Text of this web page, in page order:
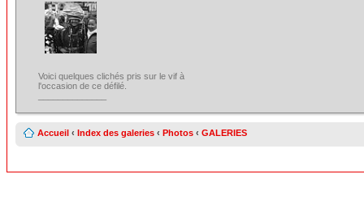
Voici quelques clichés pris sur le vif à
l'occasion de ce défilé.
Accueil ‹ Index des galeries ‹ Photos ‹ GALERIES